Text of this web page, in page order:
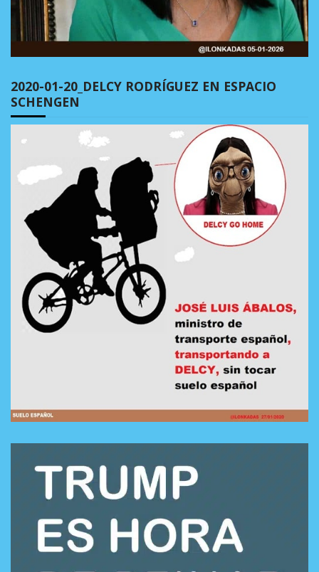
2020-01-20_DELCY RODRÍGUEZ EN ESPACIO
SCHENGEN